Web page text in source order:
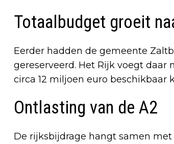
Totaalbudget groeit
Eerder hadden de gemeente
gereserveerd. Het Rijk voegt daar
circa 12 miljoen euro beschikbaar
Ontlasting van de A2
De rijksbijdrage hangt samen